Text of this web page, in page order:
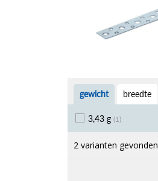
gewicht breedte
3,43 g (1)
20 mm (1)
1 mm(1)
2 varianten gevonden